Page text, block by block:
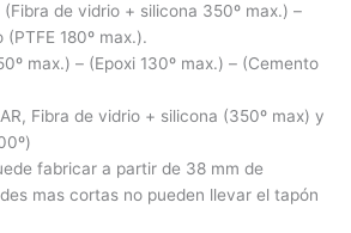
de vidrio + silicona 350º max.) –
(PTFE 180º max.).
max.) – (Epoxi 130º max.) – (Cemento
Fibra de vidrio + silicona (350º max) y
fabricar a partir de 38 mm de
mas cortas no pueden llevar el tapón